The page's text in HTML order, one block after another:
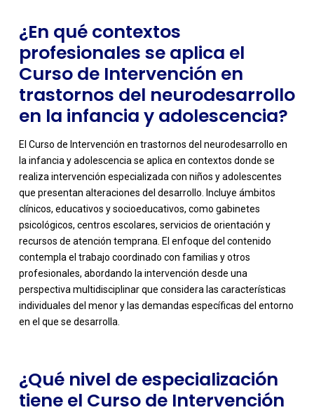
¿En qué contextos
profesionales se aplica el
Curso de Intervención en
trastornos del neurodesarrollo
en la infancia y adolescencia?
El Curso de Intervención en trastornos del neurodesarrollo en
la infancia y adolescencia se aplica en contextos donde se
realiza intervención especializada con niños y adolescentes
que presentan alteraciones del desarrollo. Incluye ámbitos
clínicos, educativos y socioeducativos, como gabinetes
psicológicos, centros escolares, servicios de orientación y
recursos de atención temprana. El enfoque del contenido
contempla el trabajo coordinado con familias y otros
profesionales, abordando la intervención desde una
perspectiva multidisciplinar que considera las características
individuales del menor y las demandas específicas del entorno
en el que se desarrolla.
-
¿Qué nivel de especialización
tiene el Curso de Intervención